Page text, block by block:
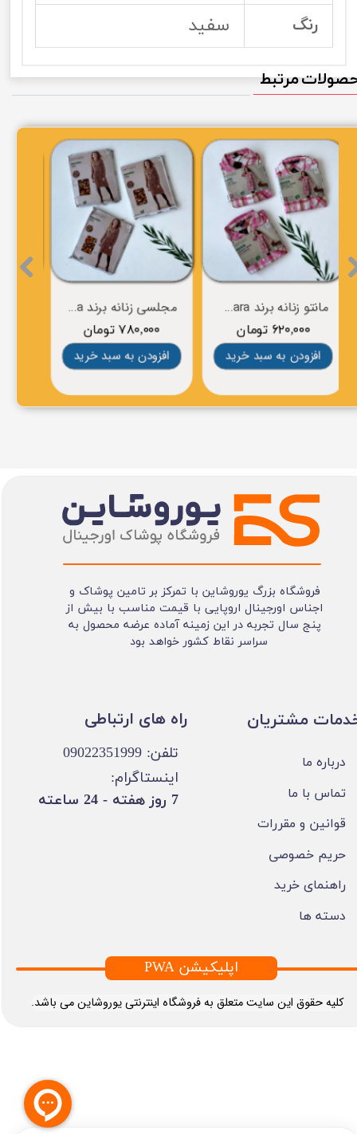
رنگ سفید
مجلسی زنانه برند esmara
۷۸۰,۰۰۰ تومان
افزودن به سبد خرید
مانتو زنانه برند esmara
۶۲۰,۰۰۰ تومان
افزودن به سبد خرید
مرتبط
فروشگاه بزرگ یوروشاین با تمرکز بر تامین پوشاک و
اجناس اورجینال اروپایی با قیمت مناسب با بیش از
پنج سال تجربه در این زمینه آماده عرضه محصول به
سراسر نقاط کشور خواهد بود
​کلیه حقوق این سایت متعلق به فروشگاه اینترنتی یوروشاین می باشد.
مشتریان
درباره ما
تماس با ما
قوانین و مقررات
حریم خصوصی
راهنمای خرید
دسته ها
تلفن: 09022351999
اینستاگرام:
​7 روز هفته - 24 ساعته ​​​​​​​
PWA اپلیکیشن
​​راه های ارتباطی